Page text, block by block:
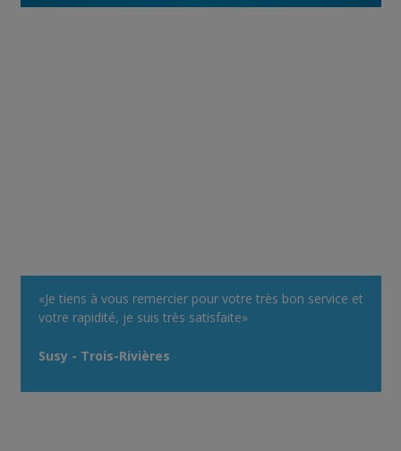
«Je tiens à vous remercier pour votre très bon service et
votre rapidité, je suis très satisfaite»
Susy - Trois-Rivières